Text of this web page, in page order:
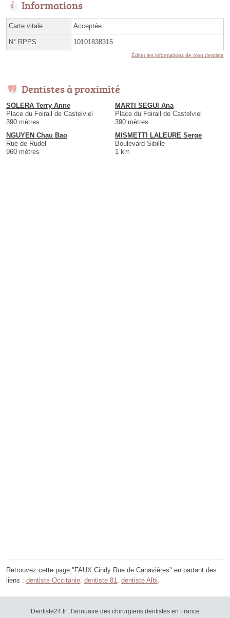
Informations
Carte vitale Acceptée
N° RPPS 10101838315
Éditer les informations de mon dentiste
Dentistes à proximité
SOLERA Terry Anne
Place du Foirail de Castelviel
390 mètres
MARTI SEGUI Ana
Place du Foirail de Castelviel
390 mètres
NGUYEN Chau Bao
Rue de Rudel
960 mètres
MISMETTI LALEURE Serge
Boulevard Sibille
1 km
Retrouvez cette page "FAUX Cindy Rue de Canavières" en partant des
liens : dentiste Occitanie dentiste 81 dentiste Albi
Dentiste24.fr : l'annuaire des chirurgiens dentistes en France